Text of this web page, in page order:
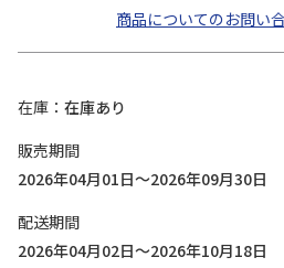
商品についてのお問い
在庫
在庫あり
販売期間
2026年04月01日～2026年09月30日
配送期間
2026年04月02日～2026年10月18日